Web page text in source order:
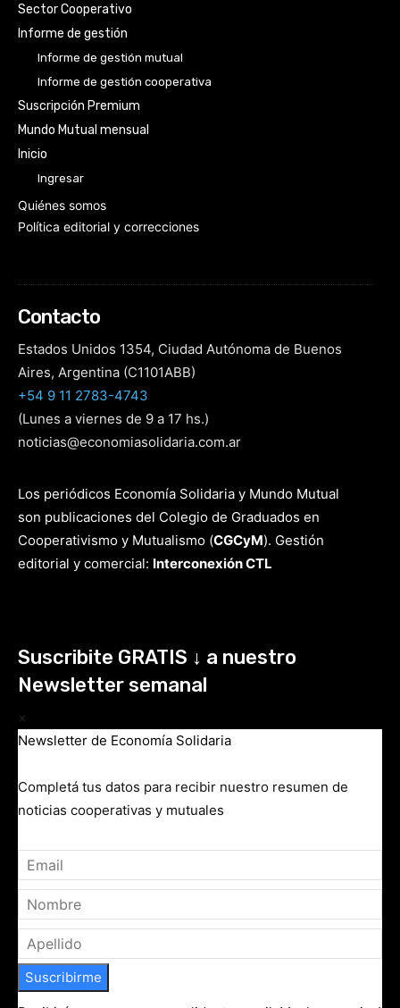
Sector Cooperativo
Informe de gestión
Informe de gestión mutual
Informe de gestión cooperativa
Suscripción Premium
Mundo Mutual mensual
Inicio
Ingresar
Quiénes somos
Política editorial y correcciones
Contacto
Estados Unidos 1354, Ciudad Autónoma de Buenos
Aires, Argentina (C1101ABB)
+54 9 11 2783-4743
(Lunes a viernes de 9 a 17 hs.)
noticias@economiasolidaria.com.ar
Los periódicos Economía Solidaria y Mundo Mutual
son publicaciones del Colegio de Graduados en
Cooperativismo y Mutualismo (CGCyM). Gestión
editorial y comercial: Interconexión CTL
Suscribite GRATIS ↓ a nuestro
Newsletter semanal
×
Newsletter de Economía Solidaria
Completá tus datos para recibir nuestro resumen de
noticias cooperativas y mutuales
Suscribirme